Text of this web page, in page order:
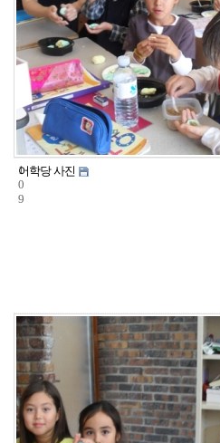
1
0
9
어학당 사진